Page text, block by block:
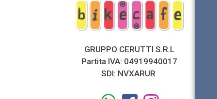
GRUPPO CERUTTI S.R.L
Partita IVA: 04919940017
SDI: NVXARUR